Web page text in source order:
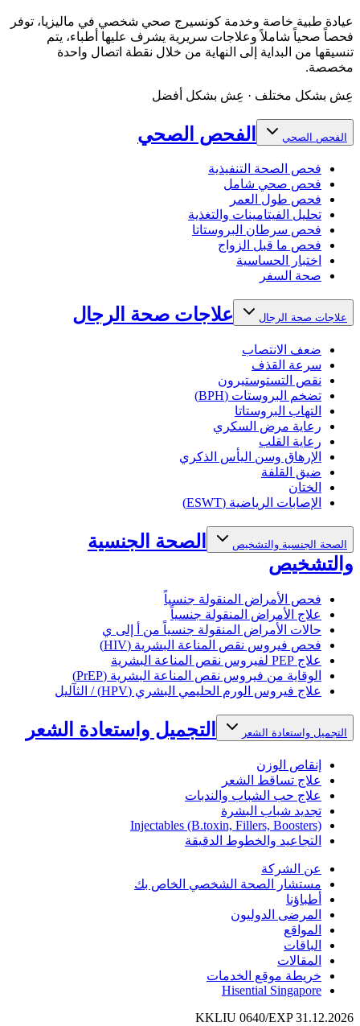
عيادة طبية خاصة وخدمة كونسيرج صحي شخصي في ماليزيا، توفر
فحصاً صحياً شاملاً وعلاجات سريرية يشرف عليها أطباء، يتم
تنسيقها من البداية إلى النهاية من خلال نقطة اتصال واحدة
مخصصة.
عِش بشكل مختلف · عِش بشكل أفضل
الفحص الصحي الفحص الصحي
فحص الصحة التنفيذية
فحص صحي شامل
فحص طول العمر
تحليل الفيتامينات والتغذية
فحص سرطان البروستاتا
فحص ما قبل الزواج
اختبار الحساسية
صحة السفر
علاجات صحة الرجال علاجات صحة الرجال
ضعف الانتصاب
سرعة القذف
نقص التستوستيرون
تضخم البروستات (BPH)
التهاب البروستاتا
رعاية مرض السكري
رعاية القلب
الإرهاق وسن اليأس الذكري
ضيق القلفة
الختان
الإصابات الرياضية (ESWT)
الصحة الجنسية والتشخيص
الصحة الجنسية
والتشخيص
فحص الأمراض المنقولة جنسياً
علاج الأمراض المنقولة جنسياً
حالات الأمراض المنقولة جنسياً من أ إلى ي
فحص فيروس نقص المناعة البشرية (HIV)
علاج PEP لفيروس نقص المناعة البشرية
الوقاية من فيروس نقص المناعة البشرية (PrEP)
علاج فيروس الورم الحليمي البشري (HPV) / الثآليل
التجميل واستعادة الشعر التجميل واستعادة الشعر
إنقاص الوزن
علاج تساقط الشعر
علاج حب الشباب والندبات
تجديد شباب البشرة
Injectables (B.toxin, Fillers, Boosters)
التجاعيد والخطوط الدقيقة
عن الشركة
مستشار الصحة الشخصي الخاص بك
أطباؤنا
المرضى الدوليون
المواقع
الباقات
المقالات
خريطة موقع الخدمات
Hisential Singapore
KKLIU 0640/EXP 31.12.2026